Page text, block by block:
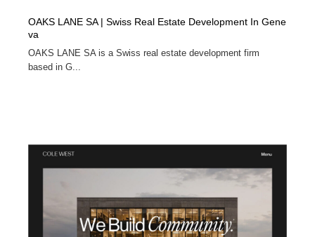
OAKS LANE SA | Swiss Real Estate Development In Gene
va
OAKS LANE SA is a Swiss real estate development firm
based in G...